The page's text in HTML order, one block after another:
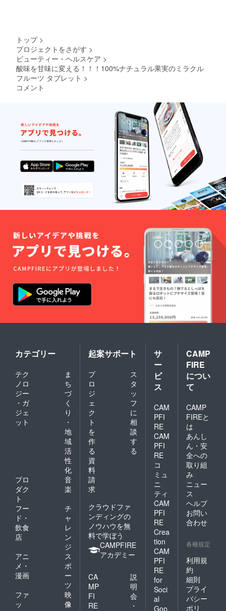
トップ >
プロジェクトをさがす >
ビューティー・ヘルスケア >
酸味を甘味に変える！！！100%ナチュラル果実のミラクル
フルーツ タブレット >
コメント
カテゴリー
テク
ノロ
ジー
・ガ
ジェ
ット
ま
ち
づ
く
り
・
地
域
活
性
化
プロ
ダク
ト
音
楽
フー
ド・
飲食
店
チ
ャ
レ
ン
ジ
アニ
メ・
漫画
ス
ポ
ー
ツ
ファ
ッ
映
像
起案サポート
プ
ロ
ジ
ェ
ク
ト
を
作
る
ス
タ
ッ
フ
に
相
談
す
る
資
料
請
求
クラウドファ
ンディングの
ノウハウを無
料で学ぼう
CAMPFIRE
アカデミー
CA
MP
FI
RE
説
明
会
・
サ
ー
ビ
ス
CAM
PFI
RE
CAM
PFI
RE
コ
ミュ
ニ
ティ
CAM
PFI
RE
Crea
tion
CAM
PFI
RE
for
Soci
al
Goo
CAMP
FIRE
につい
て
CAMP
FIREと
は
あんし
ん・安
全への
取り組
み
ニュー
ス
ヘルプ
お問い
合わせ
各種規定
利用規
約
細則
プライ
バシー
ポリ